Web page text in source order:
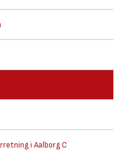
i Aalborg C